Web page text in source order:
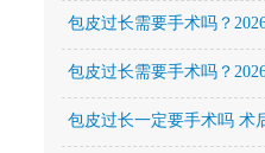
包皮过长需要手术吗？
包皮过长需要手术吗？
包皮过长一定要手术吗 术